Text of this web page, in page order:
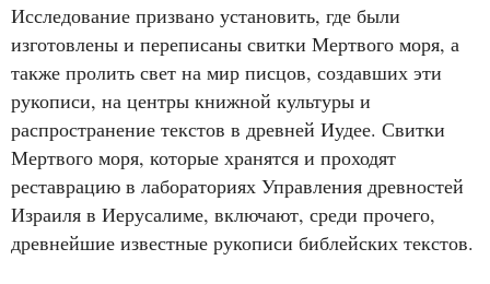
Исследование призвано установить, где были
изготовлены и переписаны свитки Мертвого моря, а
также пролить свет на мир писцов, создавших эти
рукописи, на центры книжной культуры и
распространение текстов в древней Иудее. Свитки
Мертвого моря, которые хранятся и проходят
реставрацию в лабораториях Управления древностей
Израиля в Иерусалиме, включают, среди прочего,
древнейшие известные рукописи библейских текстов.